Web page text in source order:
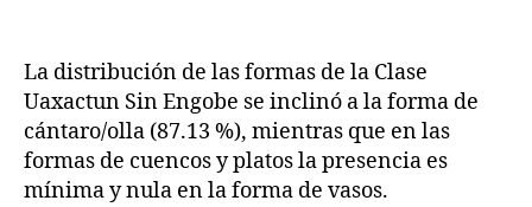
La distribución de las formas de la Clase
Uaxactun Sin Engobe se inclinó a la forma de
cántaro/olla (87.13 %), mientras que en las
formas de cuencos y platos la presencia es
mínima y nula en la forma de vasos.